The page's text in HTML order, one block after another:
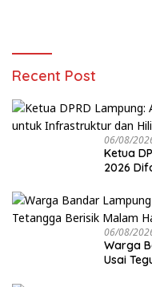
Recent Post
06/08/
Ketua
2026
06/08/
Warga
Usai